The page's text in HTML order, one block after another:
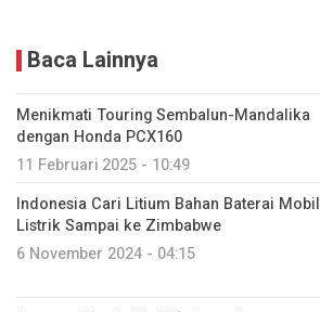
Baca Lainnya
Menikmati Touring Sembalun-Mandalika
dengan Honda PCX160
11 Februari 2025 - 10:49
Indonesia Cari Litium Bahan Baterai Mobil
Listrik Sampai ke Zimbabwe
6 November 2024 - 04:15